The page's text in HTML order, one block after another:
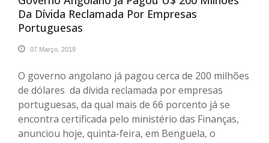
Da Dívida Reclamada Por Empresas
Portuguesas
07 Março, 2019
O governo angolano já pagou cerca de 200 milhões
de dólares da dívida reclamada por empresas
portuguesas, da qual mais de 66 porcento já se
encontra certificada pelo ministério das Finanças,
anunciou hoje, quinta-feira, em Benguela, o